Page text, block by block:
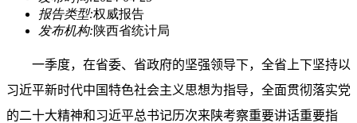
报告类型:权威报告
发布机构:陕西省统计局
一季度，在省委、 省政府的坚强领导下，全省上下坚持以
习近平新时代中国特色社会主义思想为指导，全面贯彻落实党
的二十大精神和习近平总书记历次来陕考察重要讲话重要指